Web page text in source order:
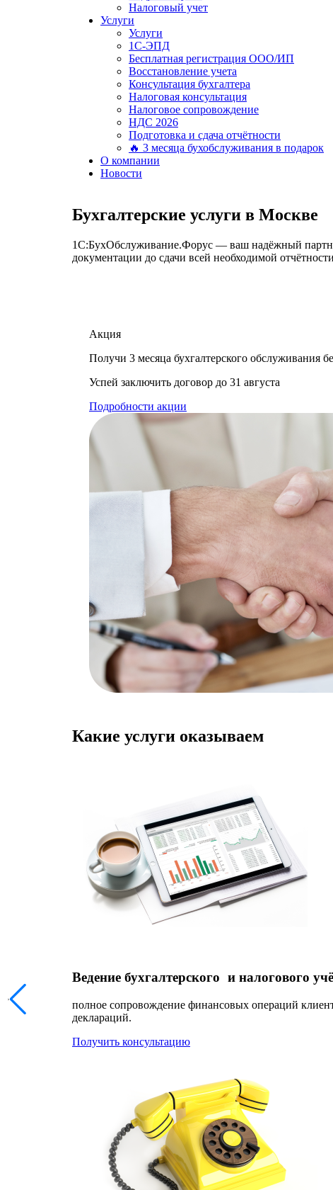
Налоговый учет
Услуги
Услуги
1С-ЭПД
Бесплатная регистрация ООО/ИП
Восстановление учета
Консультация бухгалтера
Налоговая консультация
Налоговое сопровождение
НДС 2026
Подготовка и сдача отчётности
🔥 3 месяца бухобслуживания в подарок
О компании
Новости
Бухгалтерские услуги в Москве
1С:БухОбслуживание.Форус — ваш надёжный
документации до сдачи всей необходимой
Акция
Получи 3 месяца бухгалтерского обслуживания
Успей заключить договор до 31 августа
Подробности акции
Какие услуги оказываем
Ведение бухгалтерского и налогового
полное сопровождение финансовых операций
деклараций.
Получить консультацию